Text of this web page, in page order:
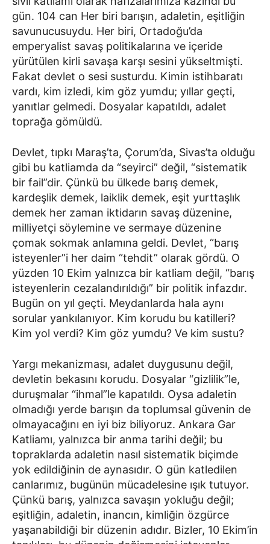
gün. 104 can Her biri barışın, adaletin, eşitliğin
savunucusuydu. Her biri, Ortadoğu’da
emperyalist savaş politikalarına ve içeride
yürütülen kirli savaşa karşı sesini yükseltmişti.
Fakat devlet o sesi susturdu. Kimin istihbaratı
vardı, kim izledi, kim göz yumdu; yıllar geçti,
yanıtlar gelmedi. Dosyalar kapatıldı, adalet
toprağa gömüldü.
Devlet, tıpkı Maraş’ta, Çorum’da, Sivas’ta olduğu
gibi bu katliamda da “seyirci” değil, “sistematik
bir fail”dir. Çünkü bu ülkede barış demek,
kardeşlik demek, laiklik demek, eşit yurttaşlık
demek her zaman iktidarın savaş düzenine,
milliyetçi söylemine ve sermaye düzenine
çomak sokmak anlamına geldi. Devlet, “barış
isteyenler”i her daim “tehdit” olarak gördü. O
yüzden 10 Ekim yalnızca bir katliam değil, “barış
isteyenlerin cezalandırıldığı” bir politik infazdır.
Bugün on yıl geçti. Meydanlarda hala aynı
sorular yankılanıyor. Kim korudu bu katilleri?
Kim yol verdi? Kim göz yumdu? Ve kim sustu?
Yargı mekanizması, adalet duygusunu değil,
devletin bekasını korudu. Dosyalar “gizlilik”le,
duruşmalar “ihmal”le kapatıldı. Oysa adaletin
olmadığı yerde barışın da toplumsal güvenin de
olmayacağını en iyi biz biliyoruz. Ankara Gar
Katliamı, yalnızca bir anma tarihi değil; bu
topraklarda adaletin nasıl sistematik biçimde
yok edildiğinin de aynasıdır. O gün katledilen
canlarımız, bugünün mücadelesine ışık tutuyor.
Çünkü barış, yalnızca savaşın yokluğu değil;
eşitliğin, adaletin, inancın, kimliğin özgürce
yaşanabildiği bir düzenin adıdır. Bizler, 10 Ekim’in